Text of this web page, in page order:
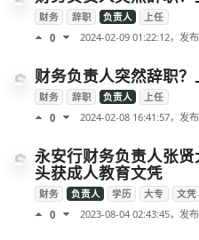
财务 辞职 负责人 上任
0 2024-02-09 01:22:12，发
财务负责人突然辞职？
财务 辞职 负责人 上任
0 2024-02-08 16:41:57，发
永安行财务负责人张
头获成人教育文凭
财务 负责人 学历 大专 文凭
0 2023-08-04 02:43:45，发